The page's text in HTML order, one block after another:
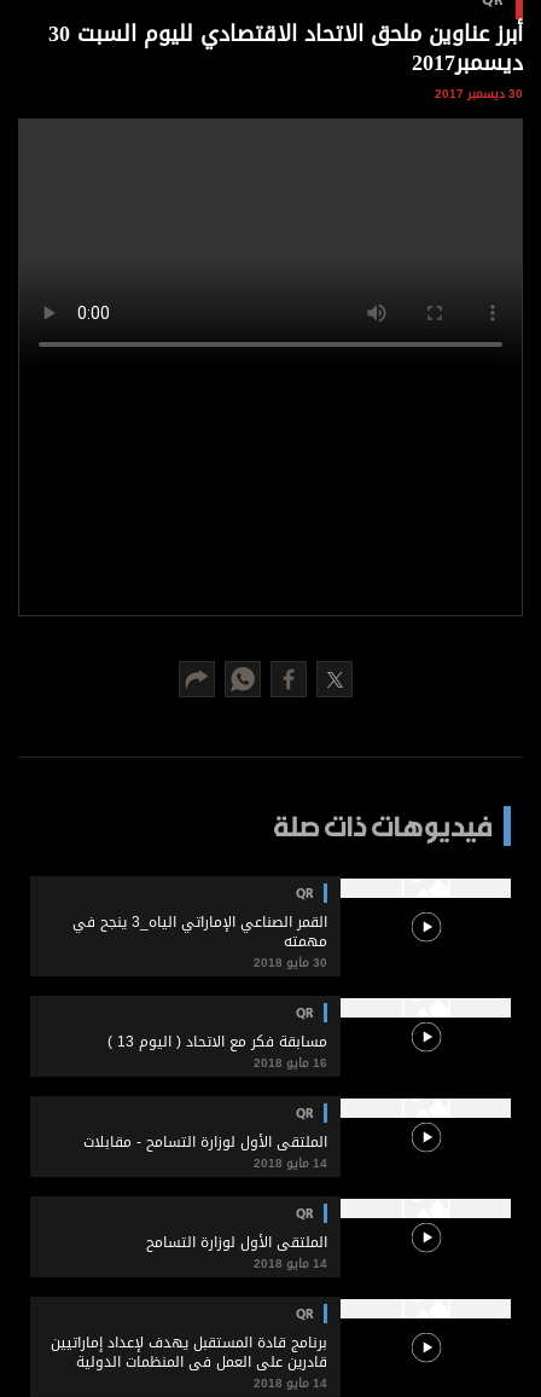
الترفيه
التعليم والمعرفة
فيديو
بودكاست
أبرز عناوين ملحق الاتحاد الاقتصادي لليوم السبت 30
ديسمبر2017
30 ديسمبر 2017
فيديوهات ذات صلة
QR
القمر الصناعي الإماراتي الياه_3 ينجح في
مهمته
30 مايو 2018
QR
مسابقة فكر مع الاتحاد ( اليوم 13 )
16 مايو 2018
QR
الملتقى الأول لوزارة التسامح - مقابلات
14 مايو 2018
QR
الملتقى الأول لوزارة التسامح
14 مايو 2018
QR
برنامج قادة المستقبل يهدف لإعداد إماراتيين
قادرين على العمل في المنظمات الدولية
14 مايو 2018